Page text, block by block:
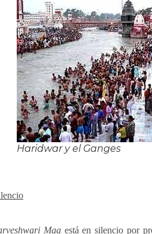
Haridwar y el Ganges
Maa está en silencio por